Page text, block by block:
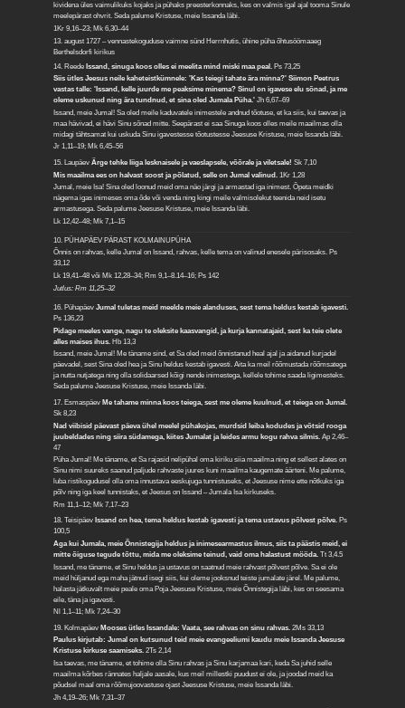
kividena üles vaimulikuks kojaks ja pühaks preesterkonnaks, kes on valmis igal ajal tooma Sinule
meelepärast ohvrit. Seda palume Kristuse, meie Issanda läbi.
1Kr 9,16–23; Mk 6,30–44
13. august 1727 – vennastekoguduse vaimne sünd Herrnhutis, ühine püha õhtusöömaaeg
Berthelsdorfi kirikus
14. ReedeIssand, sinuga koos olles ei meelita mind miski maa peal.Ps 73,25
Siis ütles Jeesus neile kaheteistkümnele: 'Kas teiegi tahate ära minna?' Siimon Peetrus
vastas talle: 'Issand, kelle juurde me peaksime minema? Sinul on igavese elu sõnad, ja me
oleme uskunud ning ära tundnud, et sina oled Jumala Püha.'Jh 6,67–69
Issand, meie Jumal! Sa oled meile kaduvatele inimestele andnud tõotuse, et ka siis, kui taevas ja
maa hävivad, ei hävi Sinu sõnad mitte. Seepärast ei saa Sinuga koos olles meile maailmas olla
midagi tähtsamat kui uskuda Sinu igavestesse tõotustesse Jeesuse Kristuse, meie Issanda läbi.
Jr 1,11–19; Mk 6,45–56
15. LaupäevÄrge tehke liiga lesknaisele ja vaeslapsele, võõrale ja viletsale!Sk 7,10
Mis maailma ees on halvast soost ja põlatud, selle on Jumal valinud.1Kr 1,28
Jumal, meie Isa! Sina oled loonud meid oma näo järgi ja armastad iga inimest. Õpeta meidki
nägema igas inimeses oma õde või venda ning kingi meile valmisolekut teenida neid isetu
armastusega. Seda palume Jeesuse Kristuse, meie Issanda läbi.
Lk 12,42–48; Mk 7,1–15
10. PÜHAPÄEV PÄRAST KOLMAINUPÜHA
Õnnis on rahvas, kelle Jumal on Issand, rahvas, kelle tema on valinud enesele pärisosaks. Ps
33,12
Lk 19,41–48 või Mk 12,28–34; Rm 9,1–8.14–16; Ps 142
Jutlus: Rm 11,25–32
16. PühapäevJumal tuletas meid meelde meie alanduses, sest tema heldus kestab igavesti.
Ps 136,23
Pidage meeles vange, nagu te oleksite kaasvangid, ja kurja kannatajaid, sest ka teie olete
alles maises ihus. Hb 13,3
Issand, meie Jumal! Me täname sind, et Sa oled meid õnnistanud heal ajal ja aidanud kurjadel
päevadel, sest Sina oled hea ja Sinu heldus kestab igavesti. Aita ka meil rõõmustada rõõmsatega
ja nutta nutjatega ning olla solidaarsed kõigi nende inimestega, kellele tohime saada ligimesteks.
Seda palume Jeesuse Kristuse, meie Issanda läbi.
17. Esmaspäev Me tahame minna koos teiega, sest me oleme kuulnud, et teiega on Jumal.
Sk 8,23
Nad viibisid päevast päeva ühel meelel pühakojas, murdsid leiba kodudes ja võtsid rooga
juubeldades ning siira südamega, kiites Jumalat ja leides armu kogu rahva silmis.Ap 2,46–
47
Püha Jumal! Me täname, et Sa rajasid nelipühal oma kiriku siia maailma ning et sellest alates on
Sinu nimi suureks saanud paljude rahvaste juures kuni maailma kaugemate äärteni. Me palume,
luba ristikogudusel olla oma innustava eeskujuga tunnistuseks, et Jeesuse nime ette nõtkuks iga
põlv ning iga keel tunnistaks, et Jeesus on Issand – Jumala Isa kirkuseks.
Rm 11,1–12; Mk 7,17–23
18. Teisipäev Issand on hea, tema heldus kestab igavesti ja tema ustavus põlvest põlve. Ps
100,5
Aga kui Jumala, meie Õnnistegija heldus ja inimesearmastus ilmus, siis ta päästis meid, ei
mitte õiguse tegude tõttu, mida me oleksime teinud, vaid oma halastust mööda.Tt 3,4.5
Issand, me täname, et Sinu heldus ja ustavus on saatnud meie rahvast põlvest põlve. Sa ei ole
meid hüljanud ega maha jätnud isegi siis, kui oleme jooksnud teiste jumalate järel. Me palume,
halasta jätkuvalt meie peale oma Poja Jeesuse Kristuse, meie Õnnistegija läbi, kes on seesama
eile, täna ja igavesti.
Nl 1,1–11; Mk 7,24–30
19. Kolmapäev Mooses ütles Issandale: Vaata, see rahvas on sinu rahvas.2Ms 33,13
Paulus kirjutab: Jumal on kutsunud teid meie evangeeliumi kaudu meie Issanda Jeesuse
Kristuse kirkuse saamiseks.2Ts 2,14
Isa taevas, me täname, et tohime olla Sinu rahvas ja Sinu karjamaa kari, keda Sa juhid selle
maailma kõrbes rännates haljale aasale, kus meil millestki puudust ei ole, ja joodad meid ka
põudsel maal oma rõõmujoovastuse ojast Jeesuse Kristuse, meie Issanda läbi.
Jh 4,19–26; Mk 7,31–37